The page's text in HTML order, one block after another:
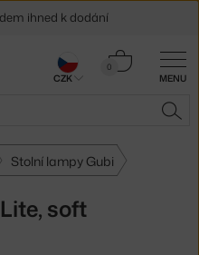
MENU
0
Košík
Stolní lampy Gubi
soft
ihned k dodání
CZK